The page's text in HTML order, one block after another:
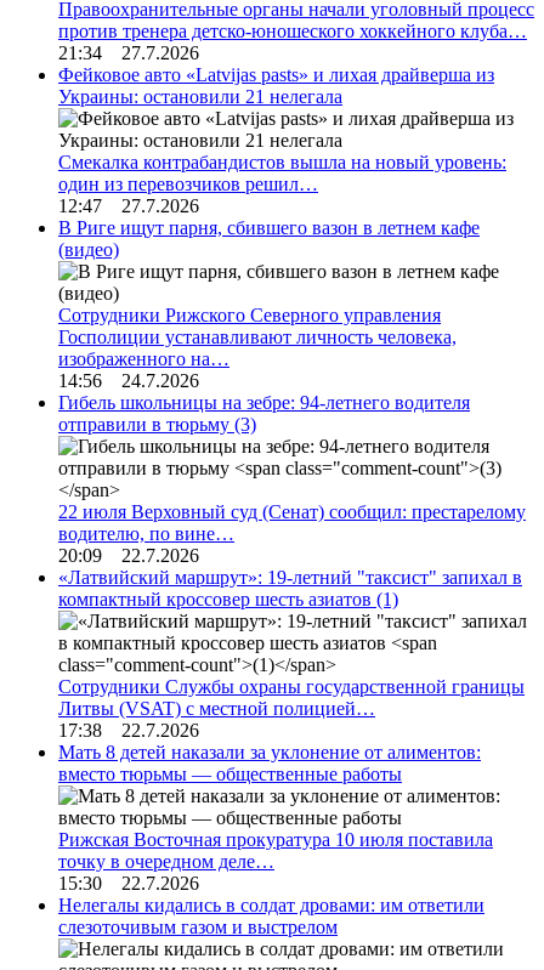
Правоохранительные органы начали уголовный процесс
против тренера детско-юношеского хоккейного клуба…
21:34 27.7.2026
Фейковое авто «Latvijas pasts» и лихая драйверша из
Украины: остановили 21 нелегала
Смекалка контрабандистов вышла на новый уровень:
один из перевозчиков решил…
12:47 27.7.2026
В Риге ищут парня, сбившего вазон в летнем кафе
(видео)
Сотрудники Рижского Северного управления
Госполиции устанавливают личность человека,
изображенного на…
14:56 24.7.2026
Гибель школьницы на зебре: 94-летнего водителя
отправили в тюрьму (3)
22 июля Верховный суд (Сенат) сообщил: престарелому
водителю, по вине…
20:09 22.7.2026
«Латвийский маршрут»: 19-летний "таксист" запихал в
компактный кроссовер шесть азиатов (1)
Сотрудники Службы охраны государственной границы
Литвы (VSAT) с местной полицией…
17:38 22.7.2026
Мать 8 детей наказали за уклонение от алиментов:
вместо тюрьмы — общественные работы
Рижская Восточная прокуратура 10 июля поставила
точку в очередном деле…
15:30 22.7.2026
Нелегалы кидались в солдат дровами: им ответили
слезоточивым газом и выстрелом